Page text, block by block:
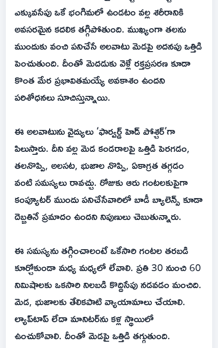
ఎక్కువసేపు ఒకే భంగిమలో ఉండటం వల్ల శరీరానికి
అవసరమైన కదలిక తగ్గిపోతుంది. ముఖ్యంగా తలను
ముందుకు వంచి పనిచేసే అలవాటు మెడపై అదనపు ఒత్తిడి
పెంచుతుంది. దీంతో మెదడుకు వెళ్లే రక్తప్రసరణ కూడా
కొంత మేర ప్రభావితమయ్యే అవకాశం ఉందని
పరిశోధనలు సూచిస్తున్నాయి.
ఈ అలవాటును వైద్యులు ‘ఫార్వర్డ్‌ హెడ్‌ పోశ్చర్‌’గా
పిలుస్తారు. దీని వల్ల మెడ కండరాలపై ఒత్తిడి పెరగడం,
తలనొప్పి, అలసట, భుజాల నొప్పి, ఏకాగ్రత తగ్గడం
వంటి సమస్యలు రావచ్చు. రోజుకు ఆరు గంటలకుపైగా
కంప్యూటర్‌ ముందు పనిచేసేవారిలో బాడీ బ్యాలెన్స్‌ కూడా
దెబ్బతినే ప్రమాదం ఉందని నిపుణులు చెబుతున్నారు.
ఈ సమస్యను తగ్గించాలంటే ఒకేసారి గంటల తరబడి
కూర్చోకుండా మధ్య మధ్యలో లేవాలి. ప్రతి 30 నుంచి 60
నిమిషాలకు ఒకసారి నిలబడి కొద్దిసేపు నడవడం మంచిది.
మెడ, భుజాలకు తేలికపాటి వ్యాయామాలు చేయాలి.
ల్యాప్‌టాప్‌ లేదా మానిటర్‌ను కళ్ల స్థాయిలో
ఉంచుకోవాలి. దీంతో మెడపై ఒత్తిడి తగ్గుతుంది.